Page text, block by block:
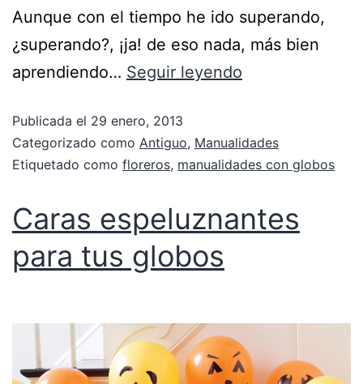
Aunque con el tiempo he ido superando,
¿superando?, ¡ja! de eso nada, más bien
aprendiendo… Seguir leyendo
Publicada el 29 enero, 2013
Categorizado como Antiguo, Manualidades
Etiquetado como floreros, manualidades con globos
Caras espeluznantes
para tus globos